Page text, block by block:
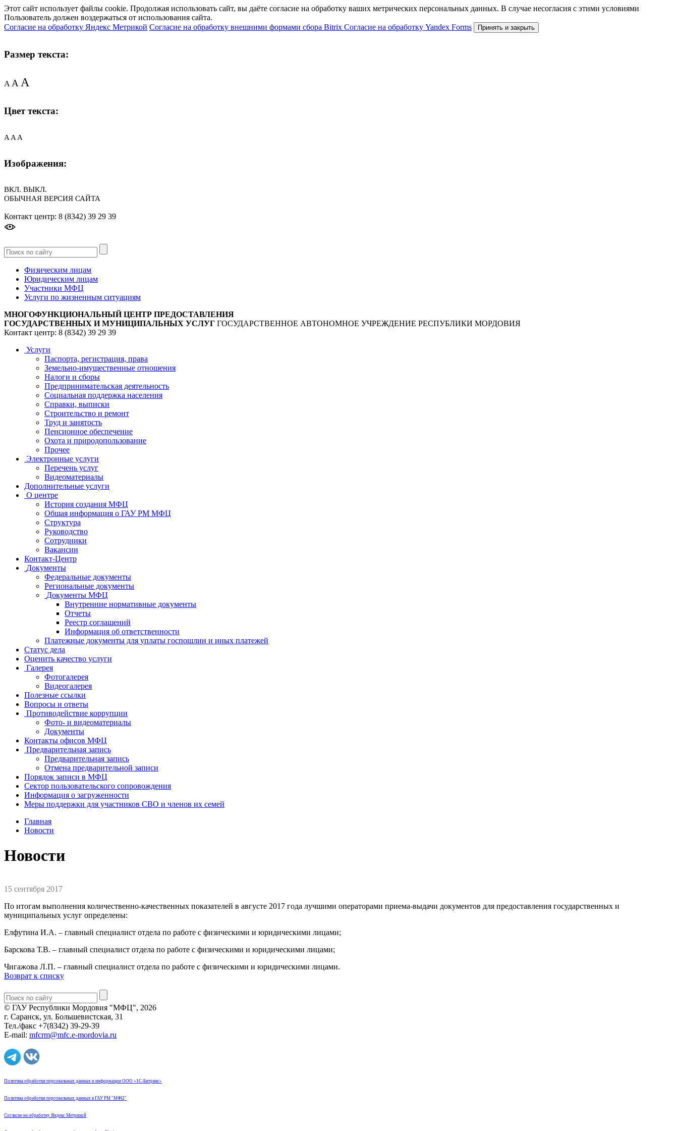
Этот сайт использует файлы cookie. Продолжая использовать сайт, вы даёте согласие на обработку ваших метрических персональных данных. В случае несогласия с этими условиями
Пользователь должен воздержаться от использования сайта.
Согласие на обработку Яндекс Метрикой Согласие на обработку внешними формами сбора Bitrix Согласие на обработку Yandex Forms Принять и закрыть
Размер текста:
AAA
Цвет текста:
A A A
Изображения:
ВКЛ. ВЫКЛ.
ОБЫЧНАЯ ВЕРСИЯ САЙТА
Контакт центр: 8 (8342) 39 29 39
Физическим лицам
Юридическим лицам
Участники МФЦ
Услуги по жизненным ситуациям
МНОГОФУНКЦИОНАЛЬНЫЙ ЦЕНТР ПРЕДОСТАВЛЕНИЯ
ГОСУДАРСТВЕННЫХ И МУНИЦИПАЛЬНЫХ УСЛУГ ГОСУДАРСТВЕННОЕ АВТОНОМНОЕ УЧРЕЖДЕНИЕ РЕСПУБЛИКИ МОРДОВИЯ
Контакт центр: 8 (8342) 39 29 39
Услуги
Паспорта, регистрация, права
Земельно-имущественные отношения
Налоги и сборы
Предпринимательская деятельность
Социальная поддержка населения
Справки, выписки
Строительство и ремонт
Труд и занятость
Пенсионное обеспечение
Охота и природопользование
Прочее
Электронные услуги
Перечень услуг
Видеоматериалы
Дополнительные услуги
О центре
История создания МФЦ
Общая информация о ГАУ РМ МФЦ
Структура
Руководство
Сотрудники
Вакансии
Контакт-Центр
Документы
Федеральные документы
Региональные документы
Документы МФЦ
Внутренние нормативные документы
Отчеты
Реестр соглашений
Информация об ответственности
Платежные документы для уплаты госпошлин и иных платежей
Статус дела
Оценить качество услуги
Галерея
Фотогалерея
Видеогалерея
Полезные ссылки
Вопросы и ответы
Противодействие коррупции
Фото- и видеоматериалы
Документы
Контакты офисов МФЦ
Предварительная запись
Предварительная запись
Отмена предварительной записи
Порядок записи в МФЦ
Сектор пользовательского сопровождения
Информация о загруженности
Меры поддержки для участников СВО и членов их семей
Главная
Новости
Новости
15 сентября 2017
По итогам выполнения количественно-качественных показателей в августе 2017 года лучшими операторами приема-выдачи документов для предоставления государственных и
муниципальных услуг определены:
Елфутина И.А. – главный специалист отдела по работе с физическими и юридическими лицами;
Барскова Т.В. – главный специалист отдела по работе с физическими и юридическими лицами;
Чигажова Л.П. – главный специалист отдела по работе с физическими и юридическими лицами.
Возврат к списку
© ГАУ Республики Мордовия "МФЦ", 2026
г. Саранск, ул. Большевистская, 31
Тел./факс +7(8342) 39-29-39
E-mail: mfcrm@mfc.e-mordovia.ru
Политика обработки персональных данных и информации ООО «1С-Битрикс»
Политика обработки персональных данных в ГАУ РМ "МФЦ"
Согласие на обработку Яндекс Метрикой